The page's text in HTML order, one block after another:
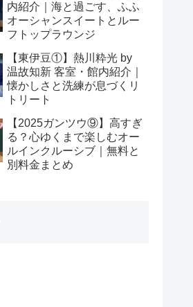
内紹介｜海と過ごす、ふふ
オーシャンスイートとルー
フトップラウンジ
【東伊豆①】熱川粋光 by
温故知新 客室・館内紹介｜
懐かしさと洗練が息づくリ
トリート
【2025ガンツウ⑨】高すぎ
る？心ゆくまで楽しむオー
ルインクルーシブ｜無料と
別料金まとめ